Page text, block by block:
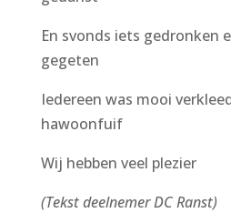
En svonds iets gedronken
gegeten
Iedereen was mooi
hawoonfuif
Wij hebben veel plezier
(Tekst deelnemer DC Ranst)